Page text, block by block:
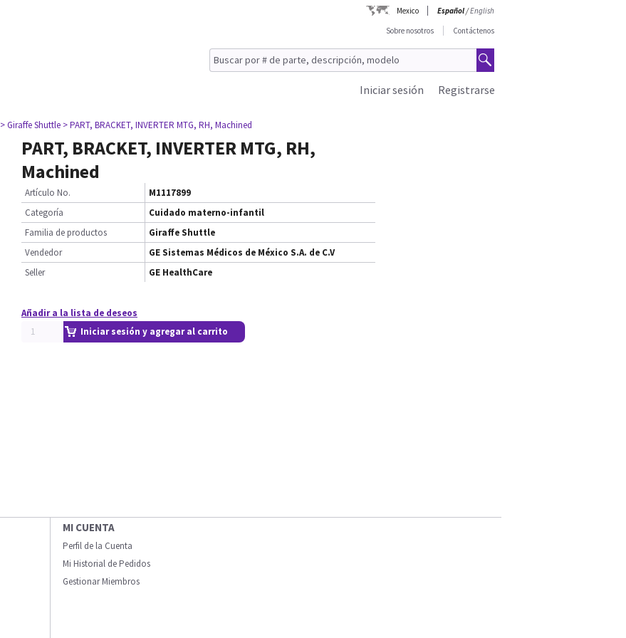
Mexico Español/English
Sobre nosotros
Contáctenos
Registrarse
Iniciar sesión
> Giraffe Shuttle > PART, BRACKET, INVERTER MTG, RH, Machined
PART, BRACKET, INVERTER MTG, RH,
Machined
Artículo No.
M1117899
Categoría
Cuidado materno-infantil
Familia de productos
Giraffe Shuttle
Vendedor
GE Sistemas Médicos de México S.A. de C.V
Seller
GE HealthCare
Añadir a la lista de deseos
Iniciar sesión y agregar al carrito
MI CUENTA
Perfil de la Cuenta
Mi Historial de Pedidos
Gestionar Miembros